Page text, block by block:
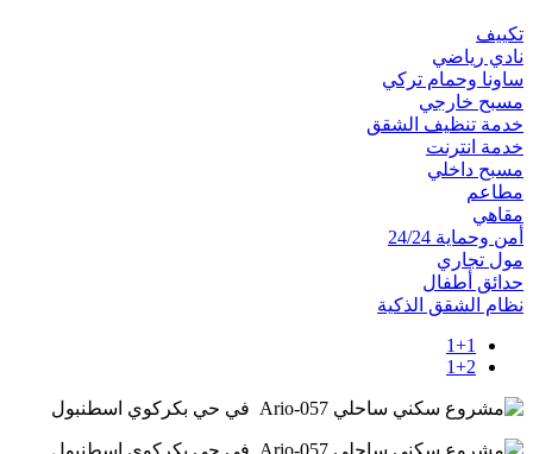
تكييف
نادي رياضي
ساونا وحمام تركي
مسبح خارجي
خدمة تنظيف الشقق
خدمة انترنت
مسبح داخلي
مطاعم
مقاهي
أمن وحماية 24/24
مول تجاري
حدائق أطفال
نظام الشقق الذكية
1+1
1+2